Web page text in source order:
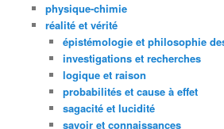
physique-chimie
réalité et vérité
épistémologie et philosophie
investigations et recherches
logique et raison
probabilités et cause à effet
sagacité et lucidité
savoir et connaissances